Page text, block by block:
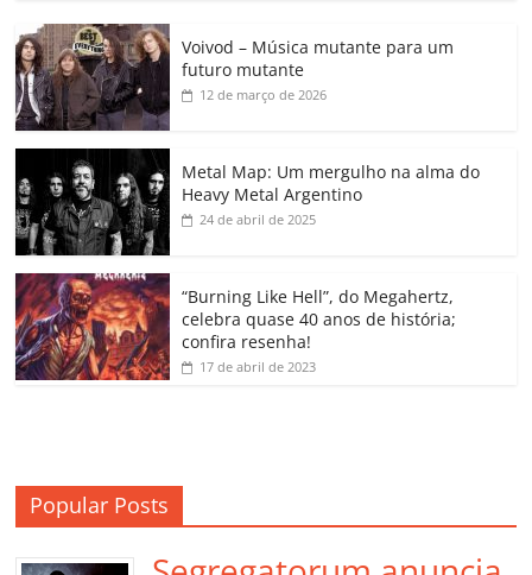
c
e
b
o
o
k
itt
er
ai at
s
A
p
k
e
dI
gl
e
a
ss
o
m
y
k
p
h
Voivod – Música mutante para um
futuro mutante
12 de março de 2026
Metal Map: Um mergulho na alma do
Heavy Metal Argentino
24 de abril de 2025
“Burning Like Hell”, do Megahertz,
celebra quase 40 anos de história;
confira resenha!
17 de abril de 2023
Popular Posts